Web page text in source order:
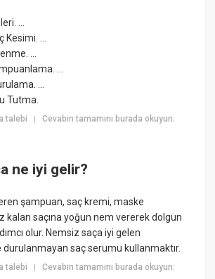
...
Kesimi. ...
...
...
...
Tutma.
talebi |Cevabın tamamını burada okuyun:
ne iyi gelir?
şampuan, saç kremi, maske
kalan saçına yoğun nem vererek dolgun
olur. Nemsiz saça iyi gelen
saç serumu kullanmaktır.
talebi |Cevabın tamamını burada okuyun: